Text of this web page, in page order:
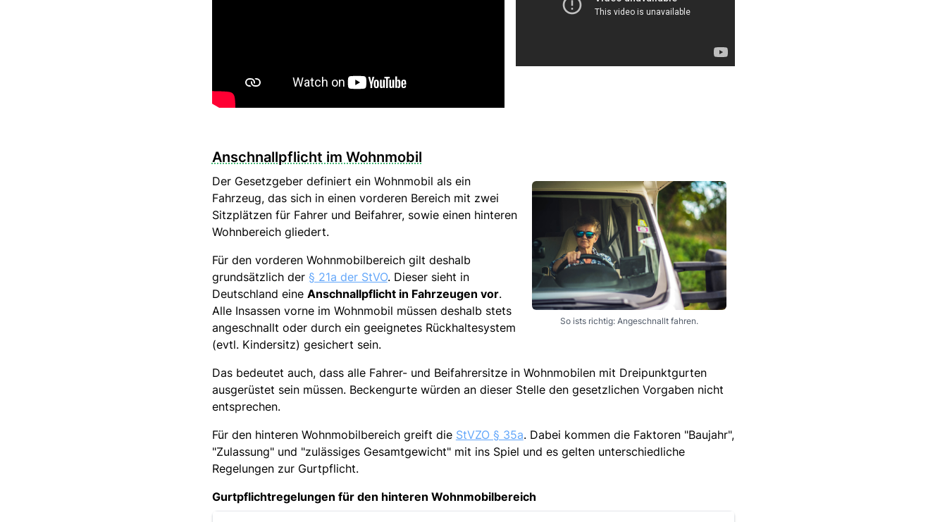
Anschnallpflicht im Wohnmobil
So ists richtig: Angeschnallt fahren.
Der Gesetzgeber definiert ein Wohnmobil als ein
Fahrzeug, das sich in einen vorderen Bereich mit zwei
Sitzplätzen für Fahrer und Beifahrer, sowie einen hinteren
Wohnbereich gliedert.
Für den vorderen Wohnmobilbereich gilt deshalb
grundsätzlich der § 21a der StVO. Dieser sieht in
Deutschland eine Anschnallpflicht in Fahrzeugen vor.
Alle Insassen vorne im Wohnmobil müssen deshalb stets
angeschnallt oder durch ein geeignetes Rückhaltesystem
(evtl. Kindersitz) gesichert sein.
Das bedeutet auch, dass alle Fahrer- und Beifahrersitze in Wohnmobilen mit Dreipunktgurten
ausgerüstet sein müssen. Beckengurte würden an dieser Stelle den gesetzlichen Vorgaben nicht
entsprechen.
Für den hinteren Wohnmobilbereich greift die StVZO § 35a. Dabei kommen die Faktoren "Baujahr",
"Zulassung" und "zulässiges Gesamtgewicht" mit ins Spiel und es gelten unterschiedliche
Regelungen zur Gurtpflicht.
Gurtpflichtregelungen für den hinteren Wohnmobilbereich